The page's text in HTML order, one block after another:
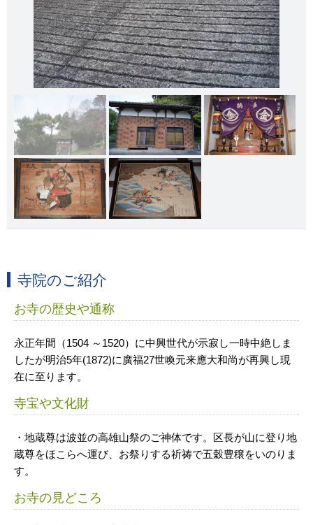
寺院のご紹介
お寺の歴史や通称
永正年間（1504 ～1520）に中興世代が示寂し一時中絶しま
したが明治5年(1872)に廣福27世喚元来應大和尚が再興し現
在に至ります。
寺宝や文化財
・地蔵尊は波並の高雄山祭のご神体です。区長が山に登り地
蔵尊をほこらへ運び、お祭りする祈祷で五穀豊穣をいのりま
す。
お寺の見どころ